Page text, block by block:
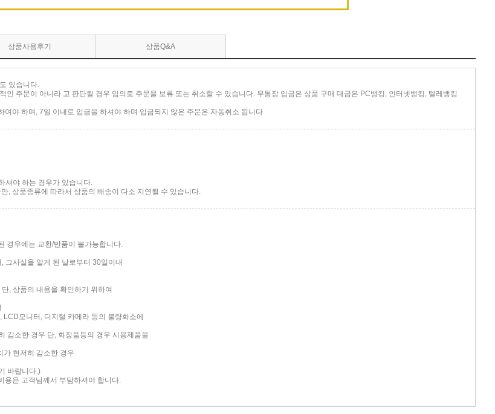
상품사용후기 상품Q&A
있습니다.
인 주문이 아니라 고 판단될 경우 임의로 주문을 보류 또는 취소할 수 있습니다. 무통장 입금은 상품 구매 대금은 PC뱅킹, 인터넷뱅킹, 텔레뱅킹
야 하며, 7일 이내로 입금을 하셔야 하며 입금되지 않은 주문은 자동취소 됩니다.
셔야 하는 경우가 있습니다.
, 상품종류에 따라서 상품의 배송이 다소 지연될 수 있습니다.
경우에는 교환/반품이 불가능합니다.
그사실을 알게 된 날로부터 30일이내
, 상품의 내용을 확인하기 위하여
모니터, 디지털 카메라 등의 불량화소에
감소한 경우 단, 화장품등의 경우 시용제품을
가 현저히 감소한 경우
바랍니다.)
은 고객님께서 부담하셔야 합니다.